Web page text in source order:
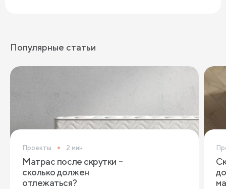
Популярные статьи
Проекты 2 мин
Матрас после скрутки –
сколько должен
отлежаться?